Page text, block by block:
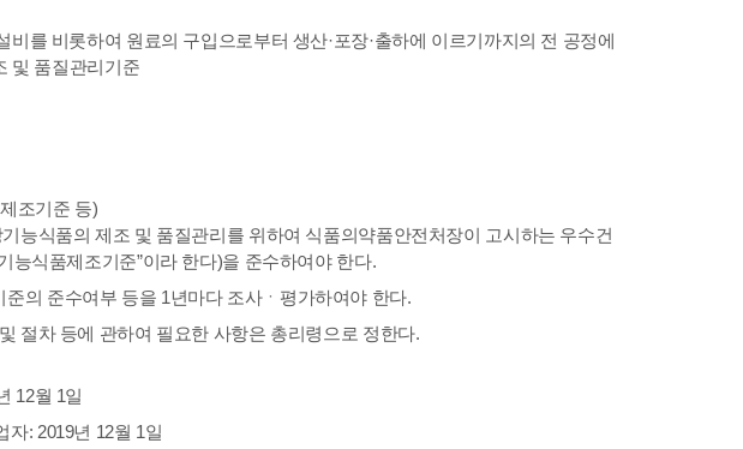
비를 비롯하여 원료의 구입으로부터 생산·포장·출하에 이르기까지의 전 공정에
및 품질관리기준
조기준 등)
능식품의 제조 및 품질관리를 위하여 식품의약품안전처장이 고시하는 우수건
능식품제조기준”이라 한다)을 준수하여야 한다.
의 준수여부 등을 1년마다 조사ㆍ평가하여야 한다.
절차 등에 관하여 필요한 사항은 총리령으로 정한다.
12월 1일
자: 2019년 12월 1일